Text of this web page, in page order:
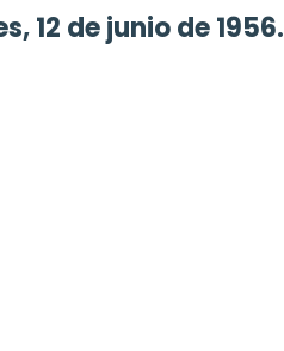
12 de junio de 1956.